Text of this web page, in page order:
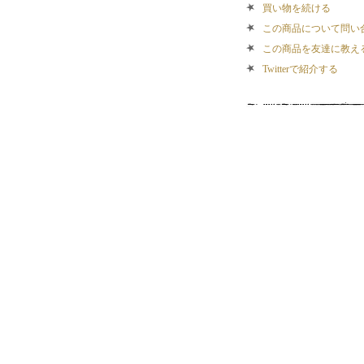
買い物を続ける
この商品について問い
この商品を友達に教え
Twitterで紹介する